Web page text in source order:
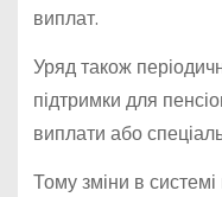
виплат.
Уряд також
підтримки для
виплати або
Тому зміни в